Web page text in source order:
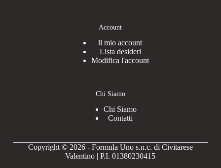
Account
ll mio account
Lista desideri
Modifica l'account
Chi Siamo
Chi Siamo
Contatti
Copyright © 2026 - Formula Uno s.n.c. di Civitarese
Valentino | P.I. 01380230415